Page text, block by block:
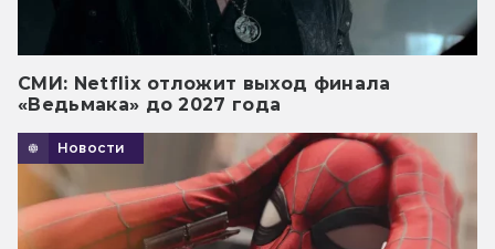
СМИ: Netflix отложит выход финала
«Ведьмака» до 2027 года
Новости